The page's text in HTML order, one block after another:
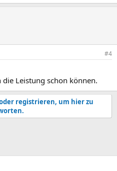
#4
die Leistung schon können.
registrieren, um hier zu